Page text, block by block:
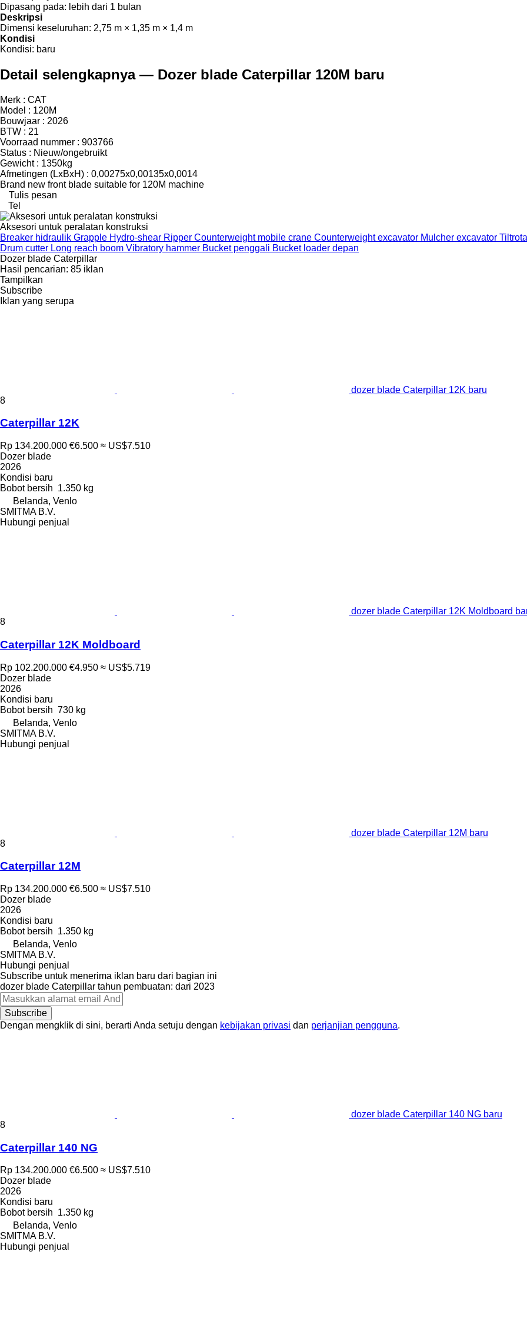
Dipasang pada: lebih dari 1 bulan
Deskripsi
Dimensi keseluruhan: 2,75 m × 1,35 m × 1,4 m
Kondisi
Kondisi: baru
Detail selengkapnya — Dozer blade Caterpillar 120M baru
Merk : CAT
Model : 120M
Bouwjaar : 2026
BTW : 21
Voorraad nummer : 903766
Status : Nieuw/ongebruikt
Gewicht : 1350kg
Afmetingen (LxBxH) : 0,00275x0,00135x0,0014
Brand new front blade suitable for 120M machine
Tulis pesan
Tel
Aksesori untuk peralatan konstruksi
Breaker hidraulik Grapple Hydro-shear Ripper Counterweight mobile crane Counterweight excavator Mulcher excavator
Drum cutter Long reach boom Vibratory hammer Bucket penggali Bucket loader depan
Dozer blade Caterpillar
Hasil pencarian: 85 iklan
Tampilkan
Subscribe
Iklan yang serupa
dozer blade Caterpillar 12K baru
8
Caterpillar 12K
Rp 134.200.000 €6.500 ≈ US$7.510
Dozer blade
2026
Kondisi baru
Bobot bersih 1.350 kg
Belanda, Venlo
SMITMA B.V.
Hubungi penjual
dozer blade Caterpillar 12K Moldboard
8
Caterpillar 12K Moldboard
Rp 102.200.000 €4.950 ≈ US$5.719
Dozer blade
2026
Kondisi baru
Bobot bersih 730 kg
Belanda, Venlo
SMITMA B.V.
Hubungi penjual
dozer blade Caterpillar 12M baru
8
Caterpillar 12M
Rp 134.200.000 €6.500 ≈ US$7.510
Dozer blade
2026
Kondisi baru
Bobot bersih 1.350 kg
Belanda, Venlo
SMITMA B.V.
Hubungi penjual
Subscribe untuk menerima iklan baru dari bagian ini
dozer blade Caterpillar tahun pembuatan: dari 2023
Subscribe
Dengan mengklik di sini, berarti Anda setuju dengan kebijakan privasi dan perjanjian pengguna.
dozer blade Caterpillar 140 NG baru
8
Caterpillar 140 NG
Rp 134.200.000 €6.500 ≈ US$7.510
Dozer blade
2026
Kondisi baru
Bobot bersih 1.350 kg
Belanda, Venlo
SMITMA B.V.
Hubungi penjual